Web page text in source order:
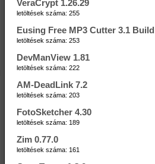
VeraCrypt 1.26.29
letöltések száma: 255
Eusing Free MP3 Cutter 3.1 Build
letöltések száma: 253
DevManView 1.81
letöltések száma: 222
AM-DeadLink 7.2
letöltések száma: 203
FotoSketcher 4.30
letöltések száma: 189
Zim 0.77.0
letöltések száma: 161